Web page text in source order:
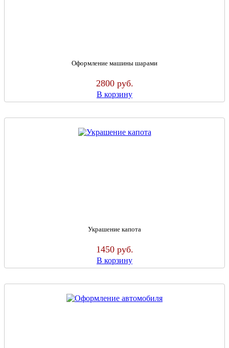
Оформление машины шарами
2800 руб.
В корзину
Украшение капота
1450 руб.
В корзину